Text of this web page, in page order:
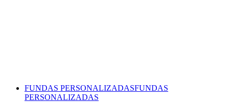
FUNDAS PERSONALIZADASFUNDAS
PERSONALIZADAS